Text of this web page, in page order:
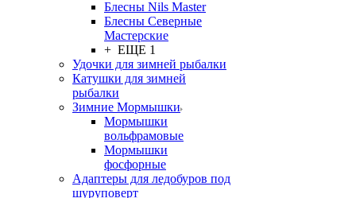
Блесны Nils Master
Блесны Северные
Мастерские
+ ЕЩЕ 1
Удочки для зимней рыбалки
Катушки для зимней
рыбалки
Зимние Мормышки
Мормышки
вольфрамовые
Мормышки
фосфорные
Адаптеры для ледобуров под
шуруповерт